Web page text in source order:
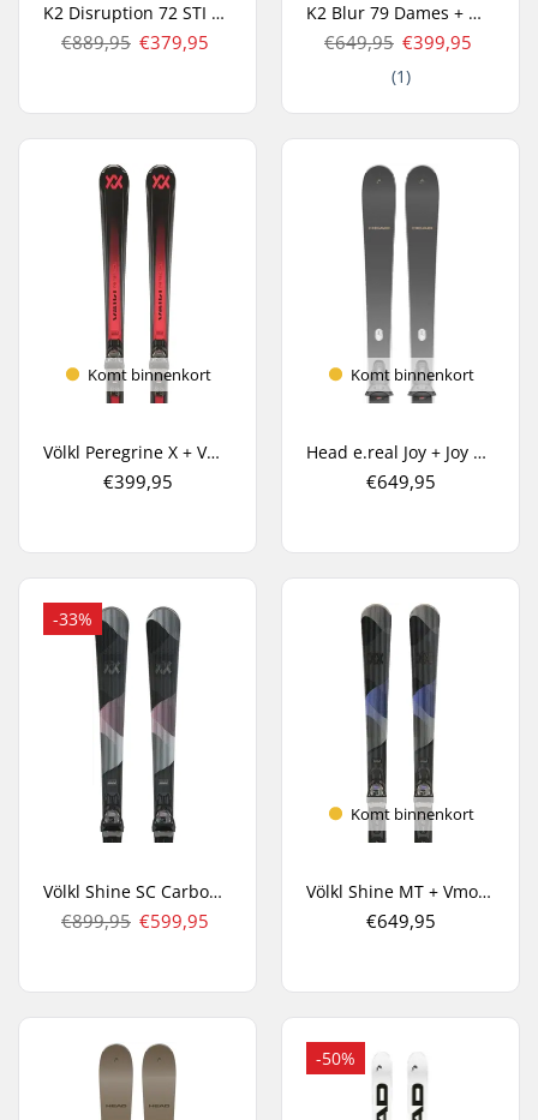
K2 Disruption 72 STI + MXC 12 TXC Light QC All Mountain
€889,95 €379,95
K2 Blur 79 Dames + M3 10 Compact QC Carve Ski's
€649,95 €399,95
(1)
Komt binnenkort
Völkl Peregrine X + Vmotion 10 All Mountain Ski's
€399,95
Komt binnenkort
Head e.real Joy + Joy 9 GW Dames Carve Ski's
€649,95
-33%
Völkl Shine SC Carbon Dames + Vmotion 11 TCX Carve Ski's
€899,95 €599,95
Komt binnenkort
Völkl Shine MT + Vmotion 10 Dames All Mountain Ski's
€649,95
-50%